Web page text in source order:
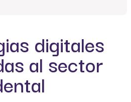
digitales
al sector